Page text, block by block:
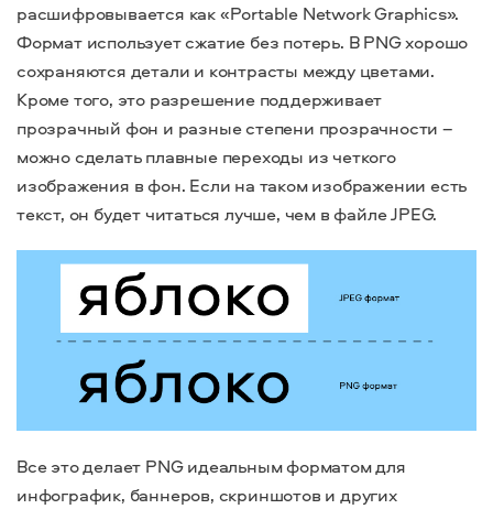
расшифровывается как «Portable Network Graphics».
Формат использует сжатие без потерь. В PNG хорошо
сохраняются детали и контрасты между цветами.
Кроме того, это разрешение поддерживает
прозрачный фон и разные степени прозрачности –
можно сделать плавные переходы из четкого
изображения в фон. Если на таком изображении есть
текст, он будет читаться лучше, чем в файле JPEG.
Все это делает PNG идеальным форматом для
инфографик, баннеров, скриншотов и других